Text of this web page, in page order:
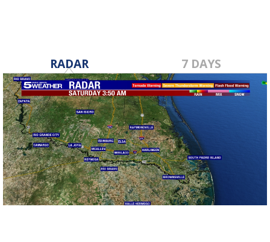
RADAR 7 DAYS